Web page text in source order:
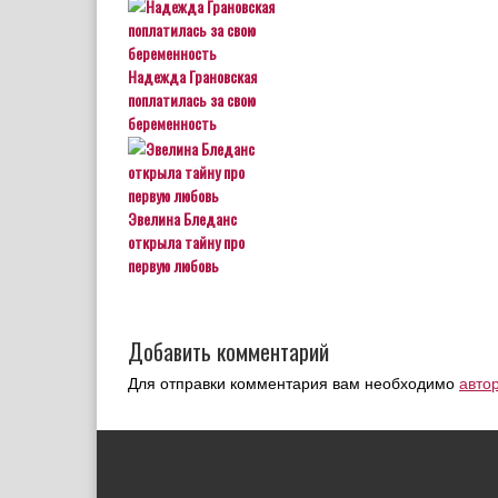
Надежда Грановская
поплатилась за свою
беременность
Эвелина Бледанс
открыла тайну про
первую любовь
Добавить комментарий
Для отправки комментария вам необходимо